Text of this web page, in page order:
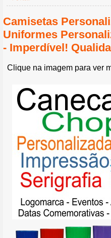
Camisetas
Uniformes
- Imperdível!
Clique na imagem para ver